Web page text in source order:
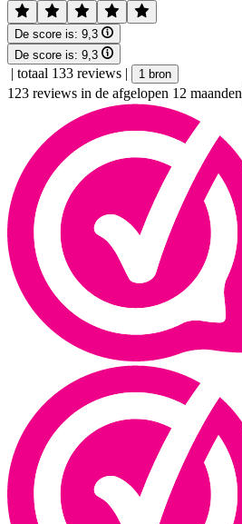
De score is: 9,3
De score is: 9,3
| totaal 133 reviews | 1 bron
123 reviews in de afgelopen 12 maanden